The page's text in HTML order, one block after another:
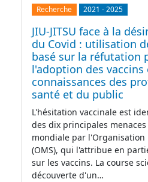
Recherche 2021 -2025
JIU-JITSU face à la
du Covid : utilisation
basé sur la réfutation
l'adoption des vaccins
connaissances des
santé et du public
L'hésitation vaccinale est
des dix principales
mondiale par
(OMS), qui l'attribue en
sur les vaccins. La course
découverte d'un…